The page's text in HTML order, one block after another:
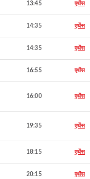
13:45 एथेंस
14:35 एथेंस
14:35 एथेंस
16:55 एथेंस
16:00 एथेंस
19:35 एथेंस
18:15 एथेंस
20:15 एथेंस